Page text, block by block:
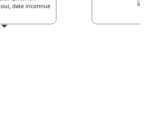
oui, date inconnue